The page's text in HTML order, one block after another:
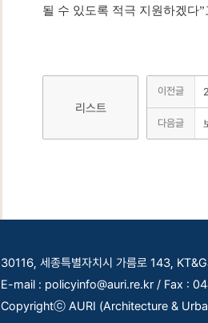
될 수 있도록 적극 지원하겠다”
리스트
이전글
다음글
30116, 세종특별자치시 가름로 143,
E-mail : policyinfo@auri.re.kr / Fax :
Copyrightⓒ AURI (Architecture &